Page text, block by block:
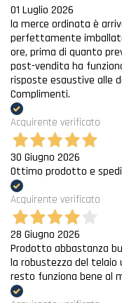
01 Luglio 2026
la merce ordinata è
perfettamente
ore, prima di quanto
post-vendita ha
risposte esaustive alle
Complimenti.
Acquirente verificato
30 Giugno 2026
Ottimo prodotto e
Acquirente verificato
28 Giugno 2026
Prodotto abbastanza
la robustezza del telaio
resto funziona bene al